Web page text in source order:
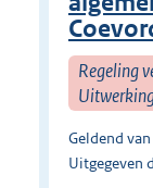
Regeling
Geldend
Uitgegeven